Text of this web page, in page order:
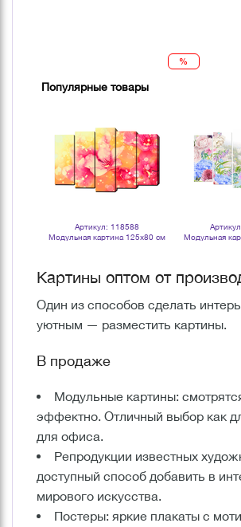
%
Популярные товары
Артикул: 118588
Модульная картина 125х80 см
Модульная
Картины оптом от
Один из способов сделать
уютным — разместить картины.
В продаже
Модульные картины:
эффектно. Отличный выбор как
для офиса.
Репродукции известных
доступный способ добавить в
мирового искусства.
Постеры: яркие плакаты с